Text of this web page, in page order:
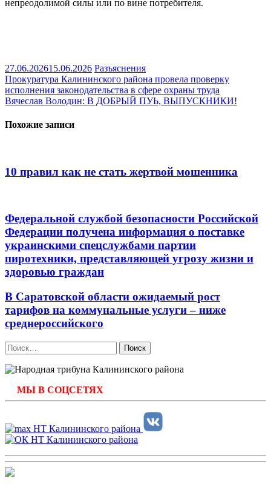
непреодолимой силы или по вине потребителя.
27.06.202615.06.2026 Разъяснения
Навигация
по
Прокуратура Калининского района провела проверку
исполнения законодательства в сфере охраны труда
Вячеслав Володин: В ДОБРЫЙ ПУЬ, ВЫПУСКНИКИ!
Похожие записи
10 правил как не стать жертвой мошенника
Федеральной службой безопасности Российской
Федерации получена информация о поставке
украинскими спецслужбами партии
пиротехники, представляющей угрозу жизни и
здоровью граждан
В Саратовской области ожидаемый рост
тарифов на коммунальные услуги – ниже
среднероссийского
Найти:
МЫ В СОЦСЕТЯХ